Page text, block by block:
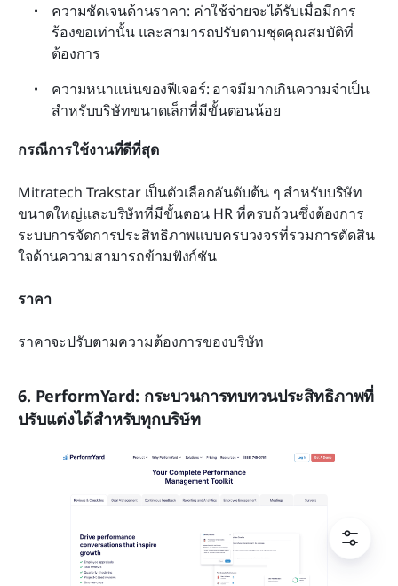
ความชัดเจนด้านราคา: ค่าใช้จ่ายจะได้รับเมื่อมีการ
ร้องขอเท่านั้น และสามารถปรับตามชุดคุณสมบัติที่
ต้องการ
ความหนาแน่นของฟีเจอร์: อาจมีมากเกินความจำเป็น
สำหรับบริษัทขนาดเล็กที่มีขั้นตอนน้อย
กรณีการใช้งานที่ดีที่สุด
Mitratech Trakstar เป็นตัวเลือกอันดับต้น ๆ สำหรับบริษัท
ขนาดใหญ่และบริษัทที่มีขั้นตอน HR ที่ครบถ้วนซึ่งต้องการ
ระบบการจัดการประสิทธิภาพแบบครบวงจรที่รวมการตัดสิน
ใจด้านความสามารถข้ามฟังก์ชัน
ราคา
ราคาจะปรับตามความต้องการของบริษัท
6. PerformYard: กระบวนการทบทวนประสิทธิภาพที่
ปรับแต่งได้สำหรับทุกบริษัท